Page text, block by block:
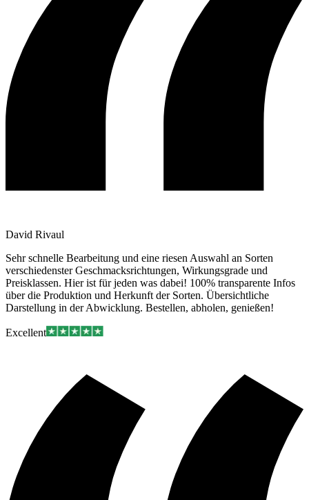
David Rivaul
Sehr schnelle Bearbeitung und eine riesen Auswahl an Sorten
verschiedenster Geschmacksrichtungen, Wirkungsgrade und
Preisklassen. Hier ist für jeden was dabei! 100% transparente Infos
über die Produktion und Herkunft der Sorten. Übersichtliche
Darstellung in der Abwicklung. Bestellen, abholen, genießen!
Excellent